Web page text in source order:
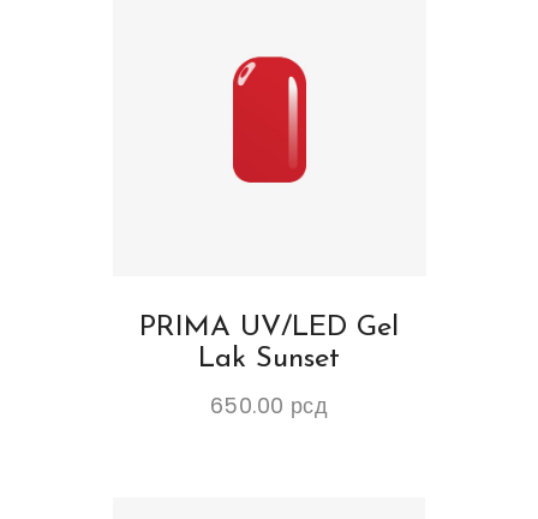
PRIMA UV/LED Gel
Lak Sunset
650.00 рсд